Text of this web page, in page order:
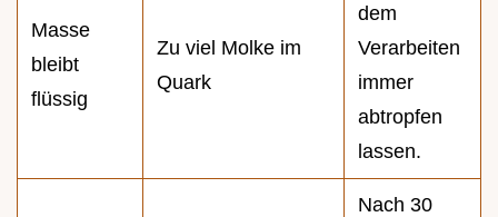
Masse
bleibt
flüssig
Zu viel Molke im
Quark
dem
Verarbeiten
immer
abtropfen
lassen.
Nach 30